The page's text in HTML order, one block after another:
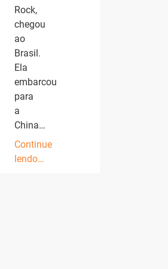
Rock,
chegou
ao
Brasil.
Ela
embarcou
para
a
China…
Continue
lendo…